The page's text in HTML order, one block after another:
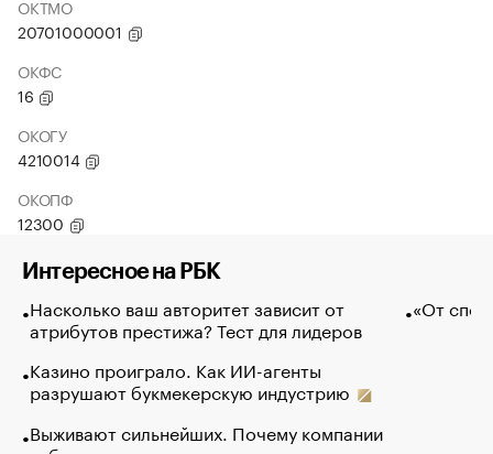
ОКТМО
20701000001
ОКФС
16
ОКОГУ
4210014
ОКОПФ
12300
Интересное на РБК
Насколько ваш авторитет зависит от
атрибутов престижа? Тест для лидеров
Казино проиграло. Как ИИ-агенты
разрушают букмекерскую индустрию
Выживают сильнейших. Почему компании
«От